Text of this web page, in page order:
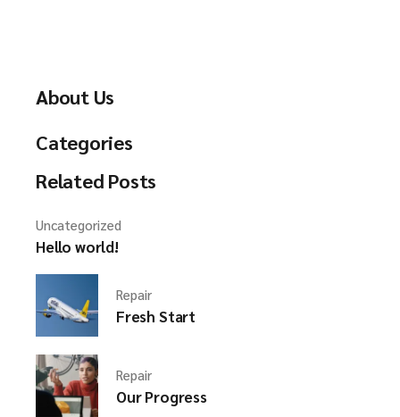
About Us
Categories
Related Posts
Uncategorized
Hello world!
Repair
Fresh Start
Repair
Our Progress